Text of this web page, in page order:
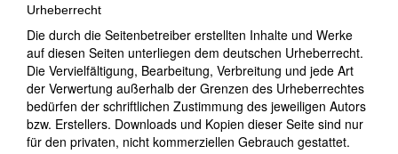
Urheberrecht
Die durch die Seitenbetreiber erstellten Inhalte und Werke
auf diesen Seiten unterliegen dem deutschen Urheberrecht.
Die Vervielfältigung, Bearbeitung, Verbreitung und jede Art
der Verwertung außerhalb der Grenzen des Urheberrechtes
bedürfen der schriftlichen Zustimmung des jeweiligen Autors
bzw. Erstellers. Downloads und Kopien dieser Seite sind nur
für den privaten, nicht kommerziellen Gebrauch gestattet.